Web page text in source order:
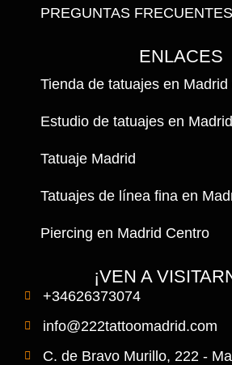
PREGUNTAS FRECUENTES
¡VEN A
+34626373074
info@222tattoomadrid.com
C. de Bravo Murillo, 222 -
ENLACES
Tienda de tatuajes en Madrid
Estudio de tatuajes en Madrid
Tatuaje Madrid
Tatuajes de línea fina en
Piercing en Madrid Centro